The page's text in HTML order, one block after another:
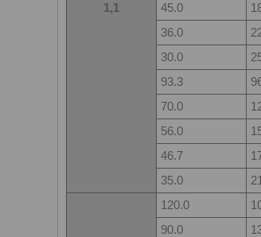
1,1
45.0
36.0
30.0
93.3
70.0
56.0
46.7
35.0
120.0
90.0